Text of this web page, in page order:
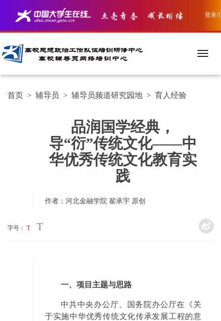
登录/
首页 > 辅导员 > 辅导员频道研究园地 > 育人经验
品润国学经典，
导“衍”传统文化——中
华优秀传统文化教育实
践
作者：河北金融学院 翟承宇 原创
字号： T T
一、项目主题与思路
中共中央办公厅、国务院办公厅在《关
于实施中华优秀传统文化传承发展工程的意